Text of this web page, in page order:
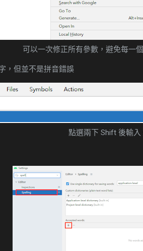
可以一次修正所有參數，避免每一
，但並不是拼音錯誤
點選兩下 Shift 後輸入